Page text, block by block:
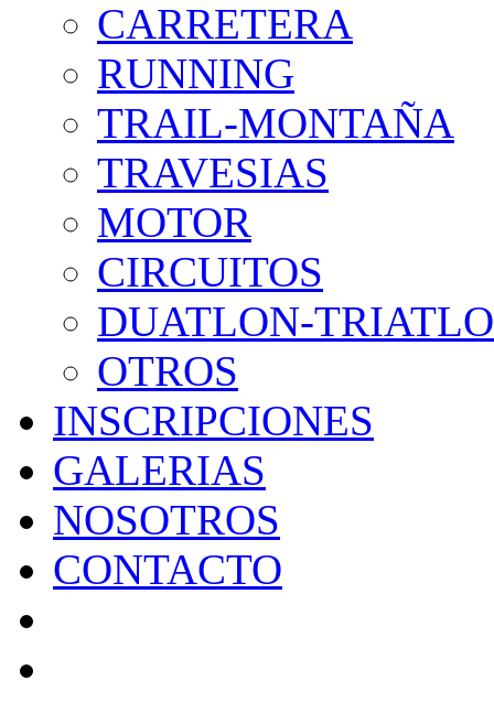
CARRETERA
RUNNING
TRAIL-MONTAÑA
TRAVESIAS
MOTOR
CIRCUITOS
DUATLON-
OTROS
INSCRIPCIONES
GALERIAS
NOSOTROS
CONTACTO